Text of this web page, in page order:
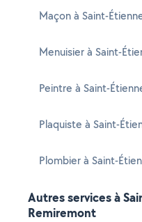
Maçon à Saint-
Menuisier à Saint-
Peintre à Saint-
Plaquiste à Saint-
Plombier à Saint-
Autres services à
Remiremont